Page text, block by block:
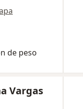
de peso
Vargas